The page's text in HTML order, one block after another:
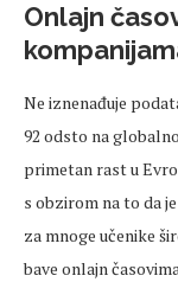
Onlajn
Ne iznenađuje
92 odsto na
primetan rast u
s obzirom na to da
za mnoge učenike
bave onlajn